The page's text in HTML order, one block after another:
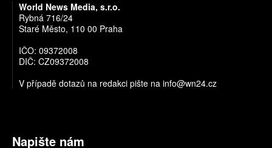
World News Media, s.r.o.
Rybná 716/24
Staré Město, 110 00 Praha
IČO: 09372008
DIČ: CZ09372008
V případě dotazů na redakci pište na info@wn24.cz
Napište nám